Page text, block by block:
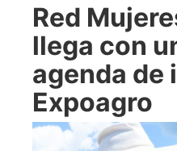
Red
llega con
agenda de
Expoagro